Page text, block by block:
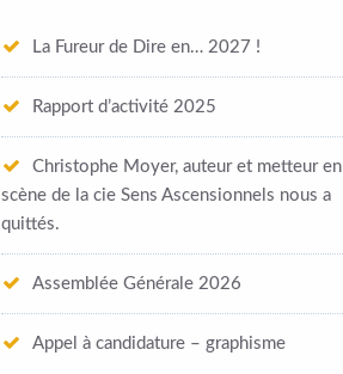
La Fureur de Dire en… 2027 !
Rapport d’activité 2025
Christophe Moyer, auteur et metteur en
scène de la cie Sens Ascensionnels nous a
quittés.
Assemblée Générale 2026
Appel à candidature – graphisme